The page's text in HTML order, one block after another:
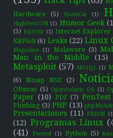
Hardware
(5) HashCat (1)
HighSecCON (1) Humor Geek
(5) Inj3ct0r (1) Internet Explorer
KitPloit (6) Leaks (22) Linux
Magazine (1) Malaware (3)
Man in the Middle (15)
Metasploit (57) MSSQL (1)
(6)
Nmap NSE (2)
Ofuscar (5) OpenSolaris OS (1)
Paper (10) PDF (7) PenTest
Phishing (3) PHP (13)
Presentaciones (11) PRISM
(12) Programas Linux
(41)
Pwned (1) Python (5)